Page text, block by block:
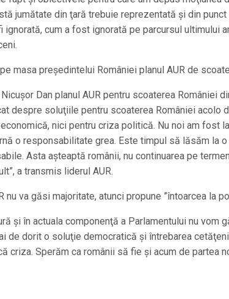
jumătate din ţară trebuie reprezentată şi din
cum a fost ignorată pe parcursul ultimului
masa preşedintelui României planul AUR de
Dan planul AUR pentru scoaterea României
despre soluţiile pentru scoaterea României acolo
nici pentru criza politică. Nu noi am fost
o responsabilitate grea. Este timpul să lăsăm la
Asta aşteaptă românii, nu continuarea pe
a transmis liderul AUR.
nu va găsi majoritate, atunci propune ”întoarcea la
şi în actuala componenţă a Parlamentului nu vom
de dorit o soluţie democratică şi întrebarea
criza. Sperăm ca românii să fie şi acum de partea